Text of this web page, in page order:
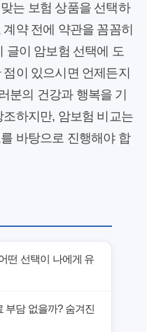
는 보험 상품을 선택하
약 전에 약관을 꼼꼼히
글이 암보험 선택에 도
이 있으시면 언제든지
분의 건강과 행복을 기
하지만, 암보험 비교는
바탕으로 진행해야 합
떤 선택이 나에게 유
부담 없을까? 숨겨진